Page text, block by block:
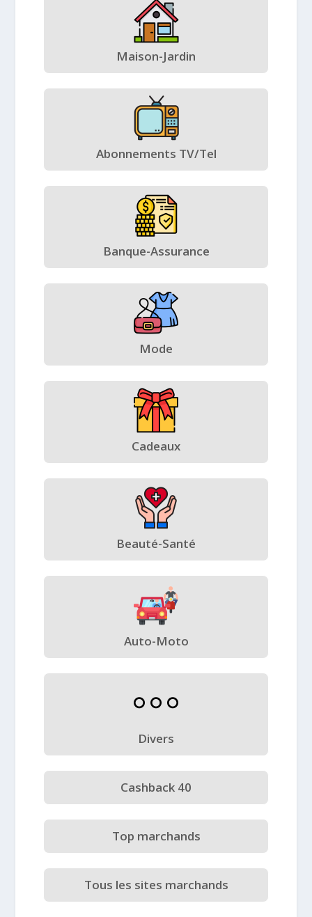
Maison-Jardin
Abonnements TV/Tel
Banque-Assurance
Mode
Cadeaux
Beauté-Santé
Auto-Moto
Divers
Cashback 40
Top marchands
Tous les sites marchands